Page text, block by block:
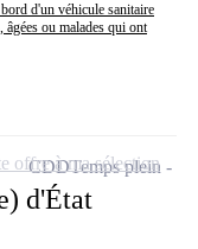
d'un véhicule sanitaire
âgées ou malades qui ont
d'État
CDDTemps plein
offre à ma sélection